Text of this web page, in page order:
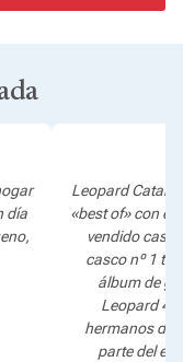
día
Leopard
«best of» con
vendido casi
casco nº 1
álbum de
Leopard 42
hermanos de
parte del